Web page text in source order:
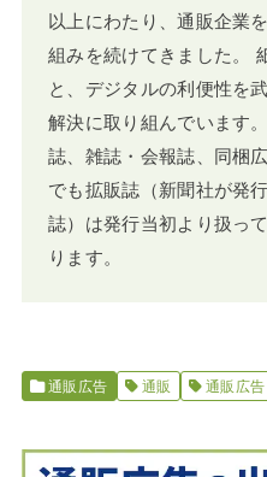
以上にわたり、通販企業
組みを続けてきました。
と、デジタルの利便性を
解決に取り組んでいます
誌、雑誌・会報誌、同梱
でも拡販誌（新聞社が発
誌）は発行当初より扱っ
ります。
通販広告 通販 通販広告